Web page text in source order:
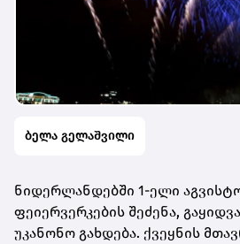
ბელა გელაშვილი
ნიდერლანდებში 1-ელი
ფეიერვერკების შეძენა,
უკანონო გახდება. ქვეყნის